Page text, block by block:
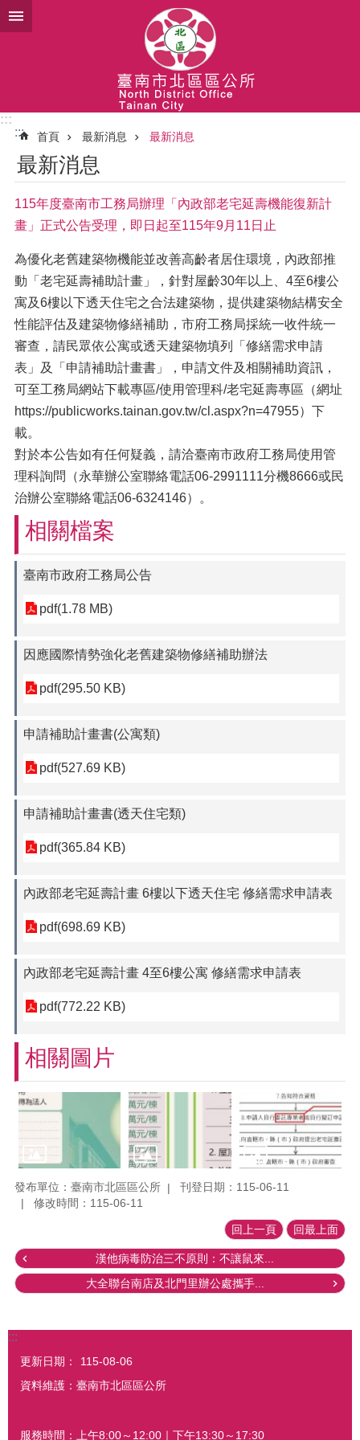
跳到主要內容區塊
:::
:::
首頁 最新消息 最新消息
最新消息
115年度臺南市工務局辦理「內政部老宅延壽機能復新計
畫」正式公告受理，即日起至115年9月11日止
為優化老舊建築物機能並改善高齡者居住環境，內政部推
動「老宅延壽補助計畫」，針對屋齡30年以上、4至6樓公
寓及6樓以下透天住宅之合法建築物，提供建築物結構安全
性能評估及建築物修繕補助，市府工務局採統一收件統一
審查，請民眾依公寓或透天建築物填列「修繕需求申請
表」及「申請補助計畫書」，申請文件及相關補助資訊，
可至工務局網站下載專區/使用管理科/老宅延壽專區（網址
https://publicworks.tainan.gov.tw/cl.aspx?n=47955）下
載。
對於本公告如有任何疑義，請洽臺南市政府工務局使用管
理科詢問（永華辦公室聯絡電話06-2991111分機8666或民
治辦公室聯絡電話06-6324146）。
相關檔案
臺南市政府工務局公告
pdf(1.78 MB)
因應國際情勢強化老舊建築物修繕補助辦法
pdf(295.50 KB)
申請補助計畫書(公寓類)
pdf(527.69 KB)
申請補助計畫書(透天住宅類)
pdf(365.84 KB)
內政部老宅延壽計畫 6樓以下透天住宅 修繕需求申請表
pdf(698.69 KB)
內政部老宅延壽計畫 4至6樓公寓 修繕需求申請表
pdf(772.22 KB)
相關圖片
發布單位：臺南市北區區公所
刊登日期：115-06-11
修改時間：115-06-11
回上一頁 回最上面
漢他病毒防治三不原則：不讓鼠來...
大全聯台南店及北門里辦公處攜手...
:::
更新日期：
115-08-06
資料維護：臺南市北區區公所
服務時間：上午8:00～12:00｜下午13:30～17:30